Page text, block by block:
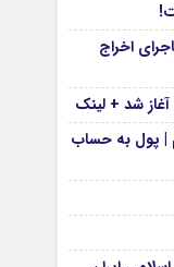
اخراج
شد + لینک
| پول به حساب